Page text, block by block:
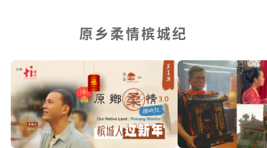
原乡柔情槟城纪